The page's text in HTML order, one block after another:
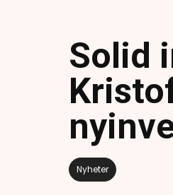
Solid
Nyheter